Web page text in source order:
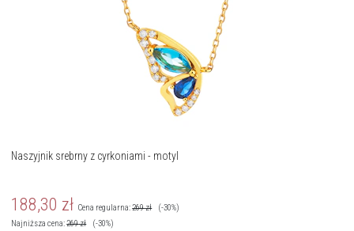
Naszyjnik srebrny z cyrkoniami - motyl
188,30 zł Cena regularna:269zł
(-30%)
Najniższa cena:269zł (-30%)